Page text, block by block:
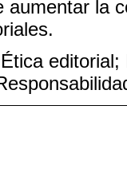
aumentar la
Ética